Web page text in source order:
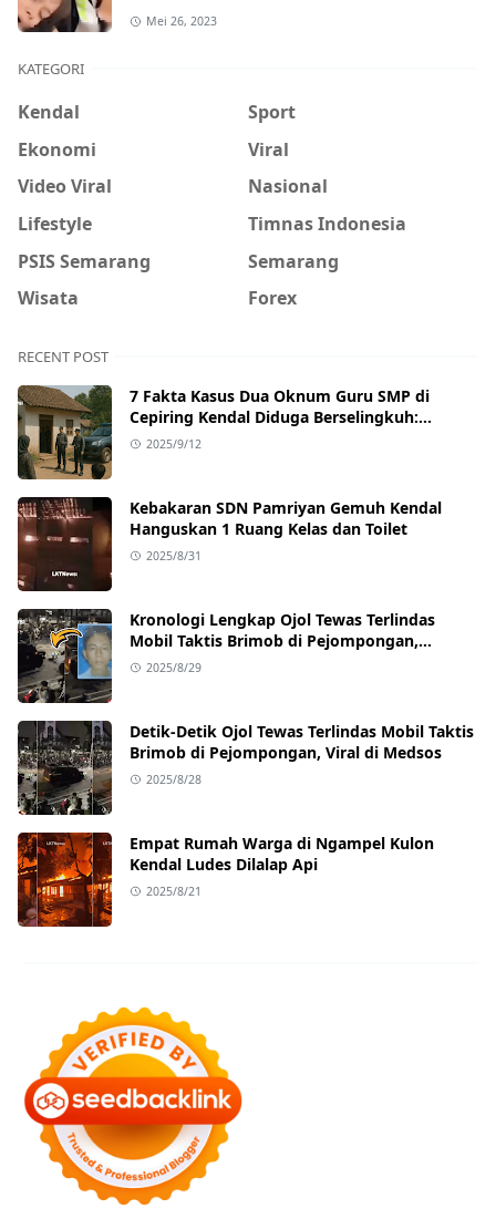
Hati-Hati Phising!
Mei 26, 2023
KATEGORI
Kendal
Sport
Ekonomi
Viral
Video Viral
Nasional
Lifestyle
Timnas Indonesia
PSIS Semarang
Semarang
Wisata
Forex
RECENT POST
7 Fakta Kasus Dua Oknum Guru SMP di
Cepiring Kendal Diduga Berselingkuh:
Kronologi, Pengakuan, hingga Sanksi
2025/9/12
Kebakaran SDN Pamriyan Gemuh Kendal
Hanguskan 1 Ruang Kelas dan Toilet
2025/8/31
Kronologi Lengkap Ojol Tewas Terlindas
Mobil Taktis Brimob di Pejompongan,
Ternyata Sedang Antar Orderan
2025/8/29
Detik-Detik Ojol Tewas Terlindas Mobil Taktis
Brimob di Pejompongan, Viral di Medsos
2025/8/28
Empat Rumah Warga di Ngampel Kulon
Kendal Ludes Dilalap Api
2025/8/21